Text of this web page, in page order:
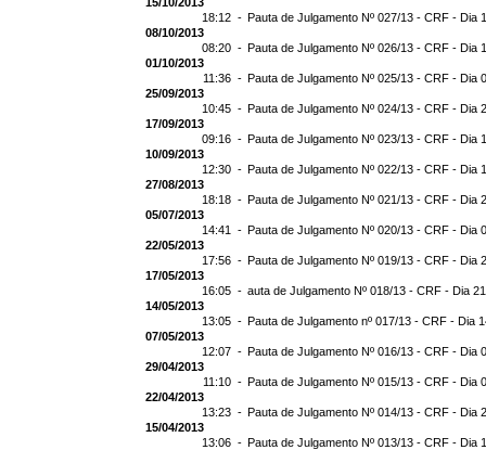
18:12 - Pauta de Julgamento Nº 027/13 - CRF - Dia
08/10/2013
08:20 - Pauta de Julgamento Nº 026/13 - CRF - Dia
01/10/2013
11:36 - Pauta de Julgamento Nº 025/13 - CRF - Dia
25/09/2013
10:45 - Pauta de Julgamento Nº 024/13 - CRF - Dia
17/09/2013
09:16 - Pauta de Julgamento Nº 023/13 - CRF - Dia
10/09/2013
12:30 - Pauta de Julgamento Nº 022/13 - CRF - Dia
27/08/2013
18:18 - Pauta de Julgamento Nº 021/13 - CRF - Dia
05/07/2013
14:41 - Pauta de Julgamento Nº 020/13 - CRF - Dia
22/05/2013
17:56 - Pauta de Julgamento Nº 019/13 - CRF - Dia
17/05/2013
16:05 - auta de Julgamento Nº 018/13 - CRF - Dia
14/05/2013
13:05 - Pauta de Julgamento nº 017/13 - CRF - Dia
07/05/2013
12:07 - Pauta de Julgamento Nº 016/13 - CRF - Dia
29/04/2013
11:10 - Pauta de Julgamento Nº 015/13 - CRF - Dia
22/04/2013
13:23 - Pauta de Julgamento Nº 014/13 - CRF - Dia
15/04/2013
13:06 - Pauta de Julgamento Nº 013/13 - CRF - Dia